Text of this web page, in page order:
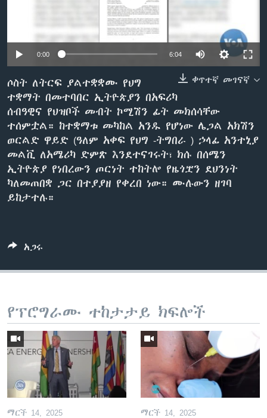
ቋንቋዎች
0:00 6:04
ቀጥተኛ መገናኛ
ሶስት ለትርፍ ያልተቋቋሙ የህግ
ተቋማት በመተባበር ኢትዮጵያን በአፍሪካ
ሰብዓዊና የህዝቦች መብት ኮሚሽን ፊት መክሰሳቸው
ተሰምቷል። ከተቋማቱ መካከል አንዱ የሆነው ሌጋል አክሽን
ወርልድ ዋይድ (ዓለም አቀፍ የህግ -ትግበራ ) ኃላፊ አንተኒያ
መልቪ ለአሜሪካ ድምጽ እንደተናገሩት፣ ክሱ በሰሜን
ኢትዮጵያ የነበረውን ጦርነት ተከትሎ የዜጎቿን ደህንነት
ካለመጠበቋ ጋር በተያያዘ የቀረበ ነው። ሙሉውን ዘገባ
ይከታተሉ።
አጋሩ
የፕሮግራሙ ተከታታይ ክፍሎች
ማርች 14, 2025 ማርች 14, 2025